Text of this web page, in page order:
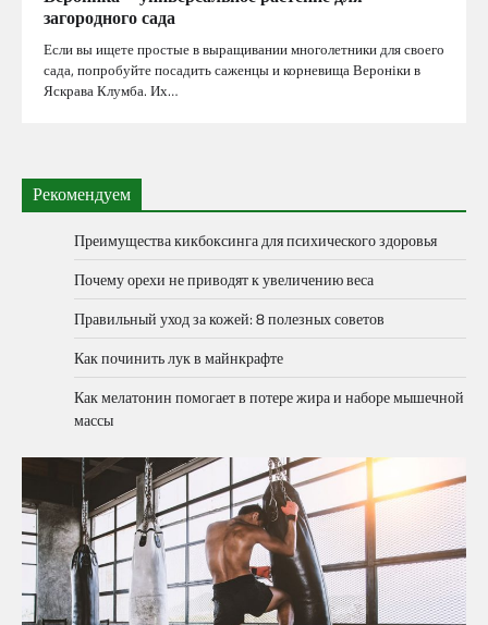
загородного сада
Если вы ищете простые в выращивании многолетники для своего
сада, попробуйте посадить саженцы и корневища Вероніки в
Яскрава Клумба. Их…
Рекомендуем
Преимущества кикбоксинга для психического здоровья
Почему орехи не приводят к увеличению веса
Правильный уход за кожей: 8 полезных советов
Как починить лук в майнкрафте
Как мелатонин помогает в потере жира и наборе мышечной
массы